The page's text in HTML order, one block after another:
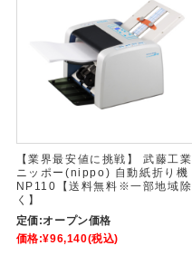
【業界最安値に挑戦】 武藤工業
ニッポー(nippo) 自動紙折り機
NP110【送料無料※一部地域除
く】
定価:オープン価格
価格:¥96,140(税込)